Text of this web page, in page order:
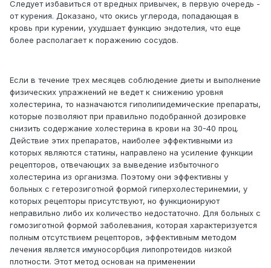
Следует избавиться от вредных привычек, в первую очередь -
от курения. Доказано, что окись углерода, попадающая в
кровь при курении, ухудшает функцию эндотелия, что еще
более располагает к поражению сосудов.
Если в течение трех месяцев соблюдение диеты и выполнение
физических упражнений не ведет к снижению уровня
холестерина, то назначаются гиполипидемические препараты,
которые позволяют при правильно подобранной дозировке
снизить содержание холестерина в крови на 30-40 проц.
Действие этих препаратов, наиболее эффективными из
которых являются статины, направлено на усиление функции
рецепторов, отвечающих за выведение избыточного
холестерина из организма. Поэтому они эффективны у
больных с гетерозиготной формой гиперхолестеринемии, у
которых рецепторы присутствуют, но функционируют
неправильно либо их количество недостаточно. Для больных с
гомозиготной формой заболевания, которая характеризуется
полным отсутствием рецепторов, эффективным методом
лечения является имуносорбция липопротеидов низкой
плотности. Этот метод основан на применении